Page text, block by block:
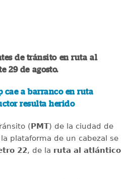
de tránsito en ruta al
29 de agosto.
cae a barranco en ruta
resulta herido
(PMT) de la ciudad de
plataforma de un cabezal se
22, de la ruta al atlántico